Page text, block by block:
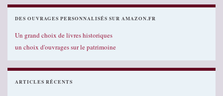
DES OUVRAGES PERSONNALISÉS SUR AMAZON.FR
Un grand choix de livres historiques
un choix d'ouvrages sur le patrimoine
ARTICLES RÉCENTS